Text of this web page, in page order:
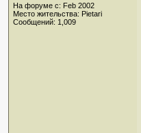
На форуме с: Feb 2002
Место жительства: Pietari
Сообщений: 1,009